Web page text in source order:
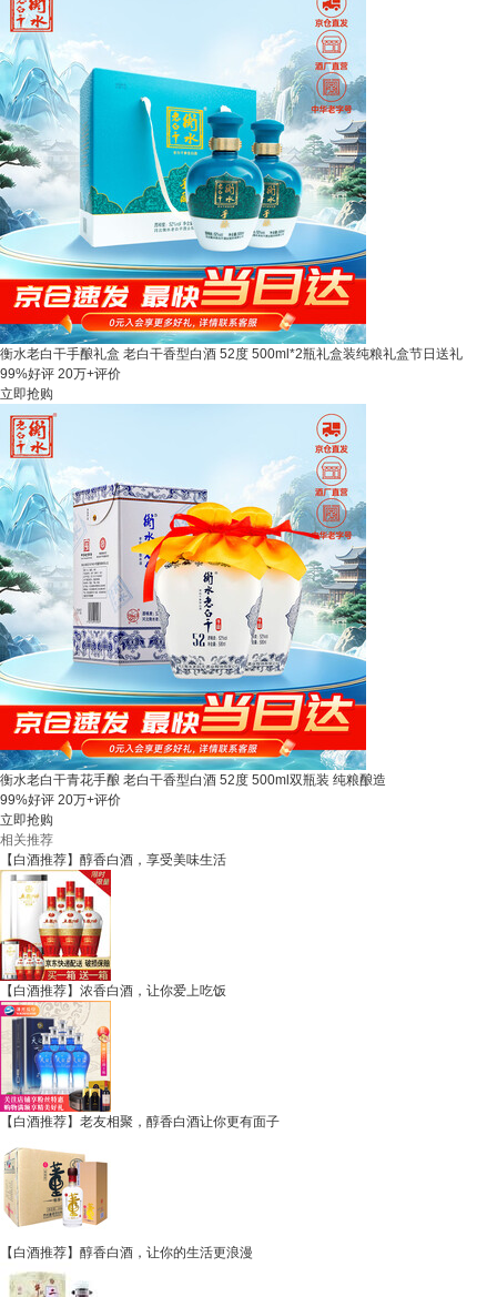
衡水老白干手酿礼盒 老白干香型白酒 52度 500ml*2瓶礼盒装纯粮礼盒节日送礼
99%好评 20万+评价
立即抢购
衡水老白干青花手酿 老白干香型白酒 52度 500ml双瓶装 纯粮酿造
99%好评 20万+评价
立即抢购
相关推荐
【白酒推荐】醇香白酒，享受美味生活
【白酒推荐】浓香白酒，让你爱上吃饭
【白酒推荐】老友相聚，醇香白酒让你更有面子
【白酒推荐】醇香白酒，让你的生活更浪漫